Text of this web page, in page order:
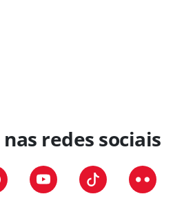
nas redes sociais